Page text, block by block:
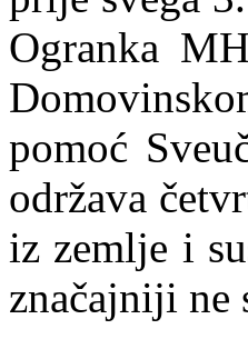
Ogranka
pomoć
održava
iz zemlje i
značajniji ne